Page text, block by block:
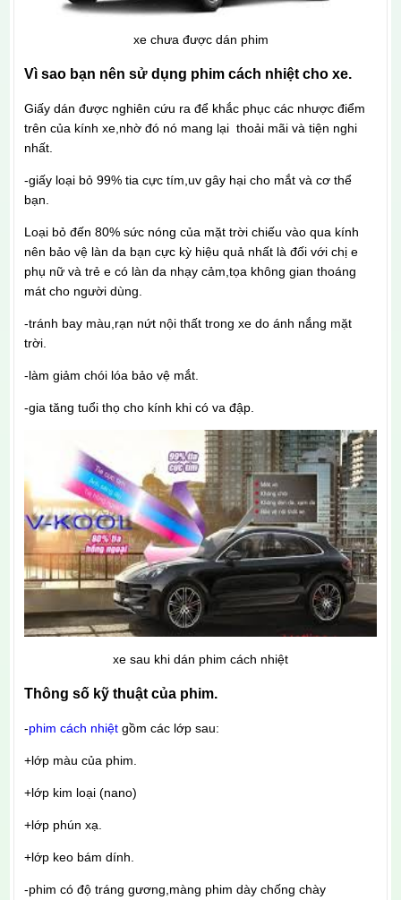
xe chưa được dán phim
Vì sao bạn nên sử dụng phim cách nhiệt cho xe.
Giấy dán được nghiên cứu ra để khắc phục các nhược điểm
trên của kính xe,nhờ đó nó mang lại thoải mãi và tiện nghi
nhất.
-giấy loại bỏ 99% tia cực tím,uv gây hại cho mắt và cơ thể
bạn.
Loại bỏ đến 80% sức nóng của mặt trời chiếu vào qua kính
nên bảo vệ làn da bạn cực kỳ hiệu quả nhất là đối với chị e
phụ nữ và trẻ e có làn da nhạy cảm,tọa không gian thoáng
mát cho người dùng.
-tránh bay màu,rạn nứt nội thất trong xe do ánh nắng mặt
trời.
-làm giảm chói lóa bảo vệ mắt.
-gia tăng tuổi thọ cho kính khi có va đập.
xe sau khi dán phim cách nhiệt
Thông số kỹ thuật của phim.
-phim cách nhiệtgồm các lớp sau:
+lớp màu của phim.
+lớp kim loại (nano)
+lớp phún xạ.
+lớp keo bám dính.
-phim có độ tráng gương,màng phim dày chống chày